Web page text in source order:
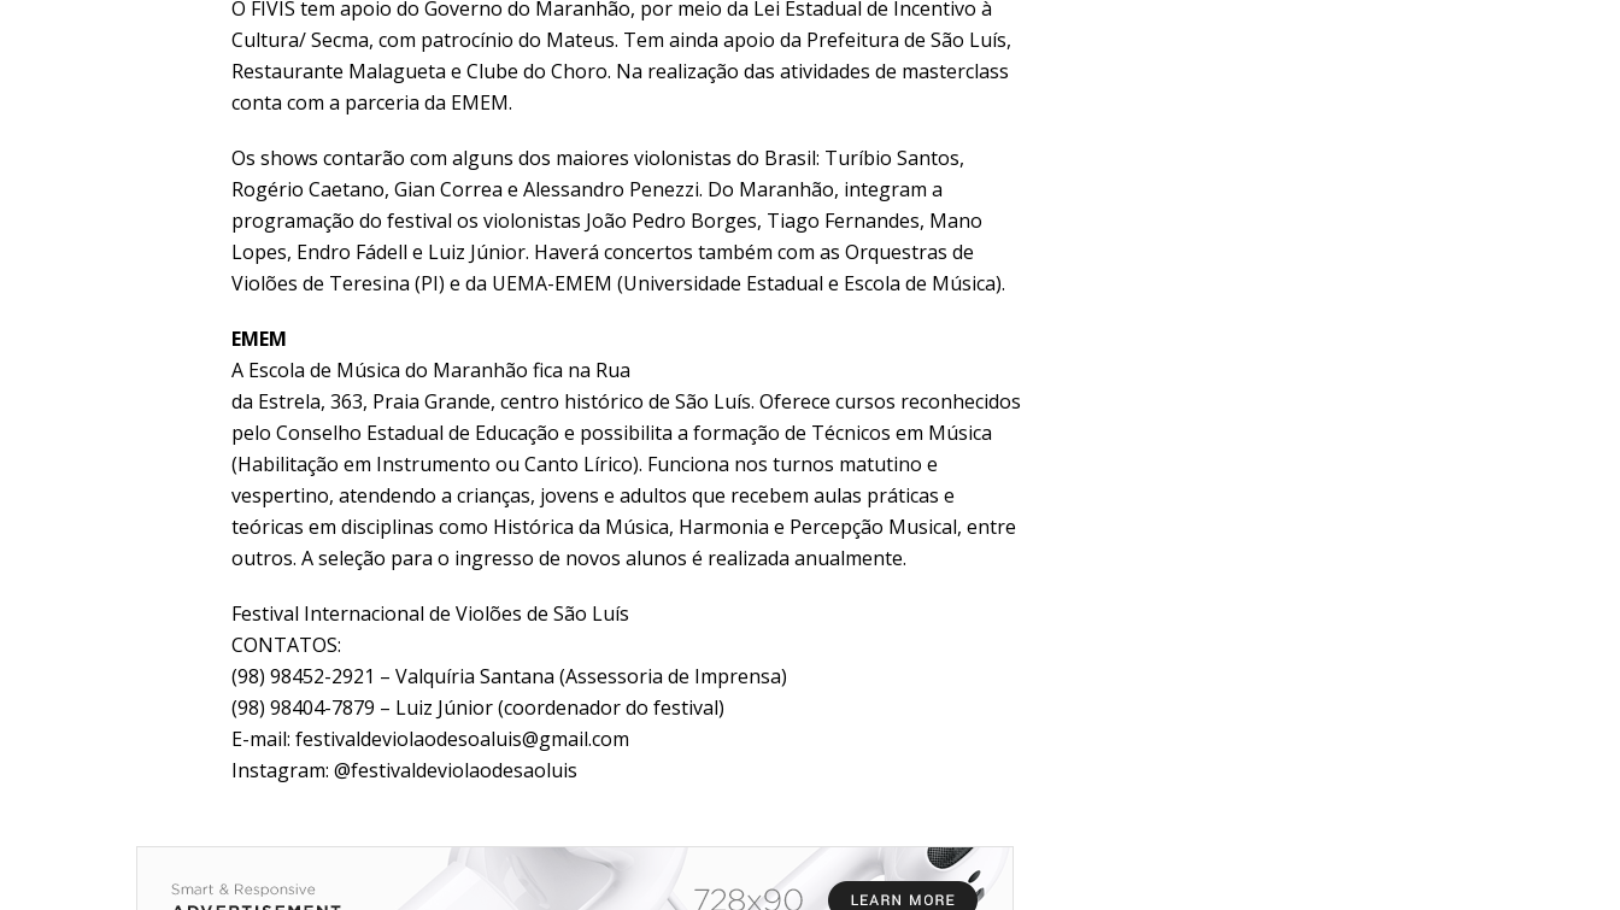
O FIVIS tem apoio do Governo do Maranhão, por meio da Lei Estadual de Incentivo à
Cultura/ Secma, com patrocínio do Mateus. Tem ainda apoio da Prefeitura de São Luís,
Restaurante Malagueta e Clube do Choro. Na realização das atividades de masterclass
conta com a parceria da EMEM.
Os shows contarão com alguns dos maiores violonistas do Brasil: Turíbio Santos,
Rogério Caetano, Gian Correa e Alessandro Penezzi. Do Maranhão, integram a
programação do festival os violonistas João Pedro Borges, Tiago Fernandes, Mano
Lopes, Endro Fádell e Luiz Júnior. Haverá concertos também com as Orquestras de
Violões de Teresina (PI) e da UEMA-EMEM (Universidade Estadual e Escola de Música).
EMEM
A Escola de Música do Maranhão fica na Rua
da Estrela, 363, Praia Grande, centro histórico de São Luís. Oferece cursos reconhecidos
pelo Conselho Estadual de Educação e possibilita a formação de Técnicos em Música
(Habilitação em Instrumento ou Canto Lírico). Funciona nos turnos matutino e
vespertino, atendendo a crianças, jovens e adultos que recebem aulas práticas e
teóricas em disciplinas como Histórica da Música, Harmonia e Percepção Musical, entre
outros. A seleção para o ingresso de novos alunos é realizada anualmente.
Festival Internacional de Violões de São Luís
CONTATOS:
(98) 98452-2921 – Valquíria Santana (Assessoria de Imprensa)
(98) 98404-7879 – Luiz Júnior (coordenador do festival)
E-mail: festivaldeviolaodesoaluis@gmail.com
Instagram: @festivaldeviolaodesaoluis